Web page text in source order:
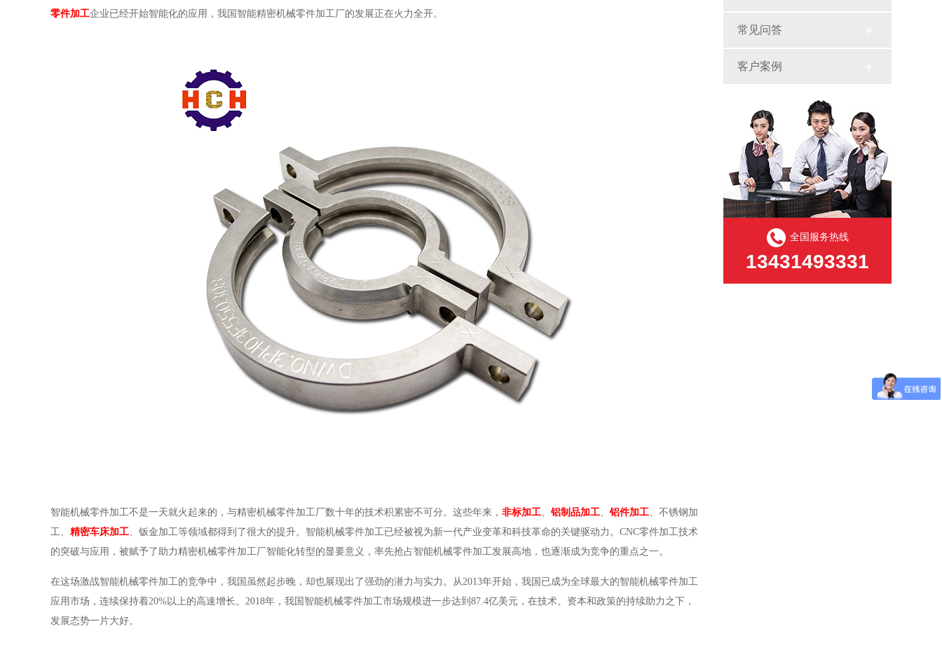
零件加工企业已经开始智能化的应用，我国智能精密机械零件加工厂的发展正在火力全开。
智能机械零件加工不是一天就火起来的，与精密机械零件加工厂数十年的技术积累密不可分。这些年来， 非标加工、 铝制品加工、 铝件加工、不锈钢加
工、 精密车床加工、钣金加工等领域都得到了很大的提升。智能机械零件加工已经被视为新一代产业变革和科技革命的关键驱动力。CNC零件加工技术
的突破与应用，被赋予了助力精密机械零件加工厂智能化转型的显要意义，率先抢占智能机械零件加工发展高地，也逐渐成为竞争的重点之一。
在这场激战智能机械零件加工的竞争中，我国虽然起步晚，却也展现出了强劲的潜力与实力。从2013年开始，我国已成为全球最大的智能机械零件加工
应用市场，连续保持着20%以上的高速增长。2018年，我国智能机械零件加工市场规模进一步达到87.4亿美元，在技术、资本和政策的持续助力之下，
发展态势一片大好。
常见问答
客户案例
全国服务热线
13431493331